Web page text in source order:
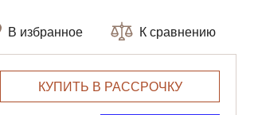
В избранное К сравнению
КУПИТЬ В РАССРОЧКУ